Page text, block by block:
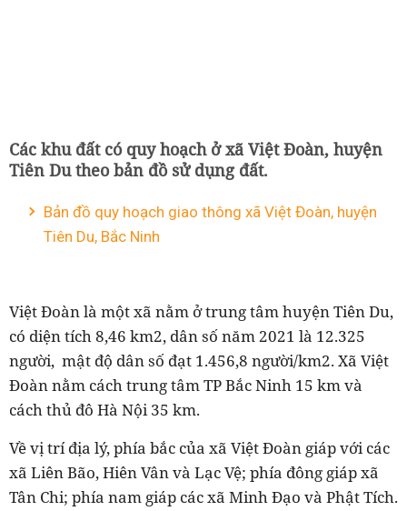
Các khu đất có quy hoạch ở xã Việt Đoàn, huyện
Tiên Du theo bản đồ sử dụng đất.
Bản đồ quy hoạch giao thông xã Việt Đoàn, huyện
Tiên Du, Bắc Ninh
Việt Đoàn là một xã nằm ở trung tâm huyện Tiên Du,
có diện tích 8,46 km2, dân số năm 2021 là 12.325
người, mật độ dân số đạt 1.456,8 người/km2. Xã Việt
Đoàn nằm cách trung tâm TP Bắc Ninh 15 km và
cách thủ đô Hà Nội 35 km.
Về vị trí địa lý, phía bắc của xã Việt Đoàn giáp với các
xã Liên Bão, Hiên Vân và Lạc Vệ; phía đông giáp xã
Tân Chi; phía nam giáp các xã Minh Đạo và Phật Tích.